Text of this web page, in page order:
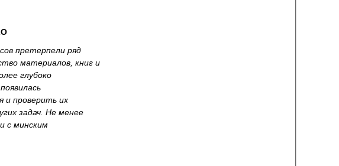
претерпели ряд
материалов, книг и
глубоко
и проверить их
задач. Не менее
с минским